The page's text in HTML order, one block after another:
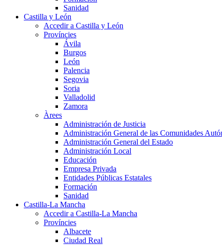
Sanidad
Castilla y León
Accedir a Castilla y León
Províncies
Ávila
Burgos
León
Palencia
Segovia
Soria
Valladolid
Zamora
Àrees
Administración de Justicia
Administración General de las Comunidades
Administración General del Estado
Administración Local
Educación
Empresa Privada
Entidades Públicas Estatales
Formación
Sanidad
Castilla-La Mancha
Accedir a Castilla-La Mancha
Províncies
Albacete
Ciudad Real